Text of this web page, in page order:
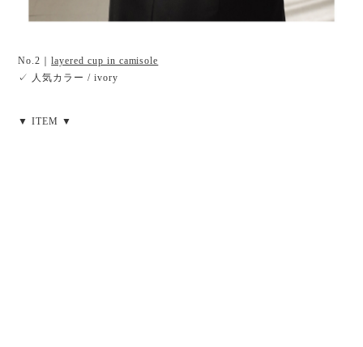
No.2｜layered cup in camisole
✓ 人気カラー / ivory
▼ ITEM ▼